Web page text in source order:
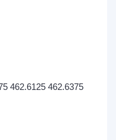
462.6125 462.6375